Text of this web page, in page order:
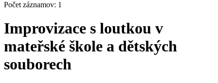
Počet záznamov: 1
Improvizace s loutkou v
mateřské škole a dětských
souborech